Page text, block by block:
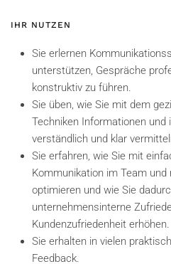
IHR NUTZEN
Sie erlernen
unterstützen, Gespräche
konstruktiv zu führen.
Sie üben, wie Sie mit dem
Techniken Informationen und
verständlich und klar
Sie erfahren, wie Sie mit
Kommunikation im Team
optimieren und wie Sie
unternehmensinterne
Kundenzufriedenheit erhöhen.
Sie erhalten in vielen
Feedback.